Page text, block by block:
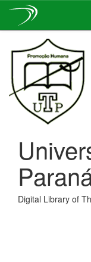
navigation
Digital Library of